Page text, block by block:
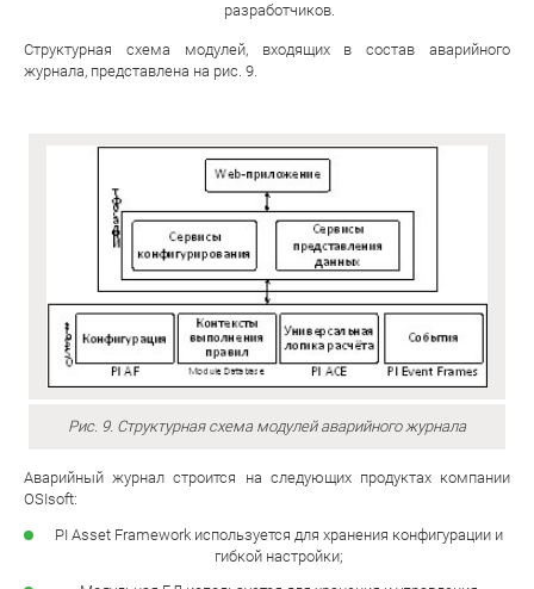
разработчиков.
Структурная схема модулей, входящих в состав аварийного
журнала, представлена на рис. 9.
Рис. 9. Структурная схема модулей аварийного журнала
Аварийный журнал строится на следующих продуктах компании
OSIsoft:
PI Asset Framework используется для хранения конфигурации и
гибкой настройки;